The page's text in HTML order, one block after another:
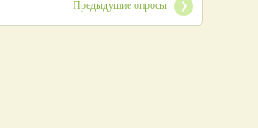
Предыдущие опросы